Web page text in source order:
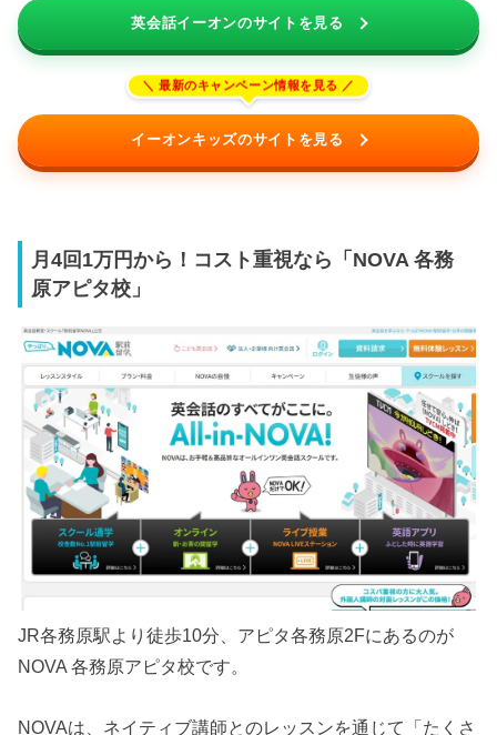
英会話イーオンのサイトを見る
イーオンキッズのサイトを見る
月4回1万円から！コスト重視なら「NOVA 各務
原アピタ校」
JR各務原駅より徒歩10分、アピタ各務原2Fにあるのが
NOVA 各務原アピタ校です。
NOVAは、ネイティブ講師とのレッスンを通じて「たくさ